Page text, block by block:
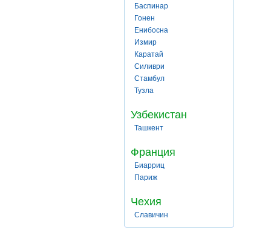
Баспинар
Гонен
Енибосна
Измир
Каратай
Силиври
Стамбул
Тузла
Узбекистан
Ташкент
Франция
Биарриц
Париж
Чехия
Славичин